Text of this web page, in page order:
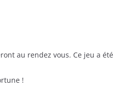
au rendez vous. Ce jeu a été
!